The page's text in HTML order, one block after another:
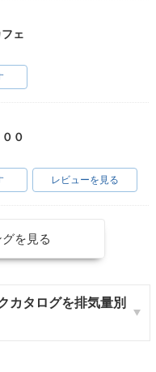
ェ
０
レビューを見る
を見る
カタログを排気量別